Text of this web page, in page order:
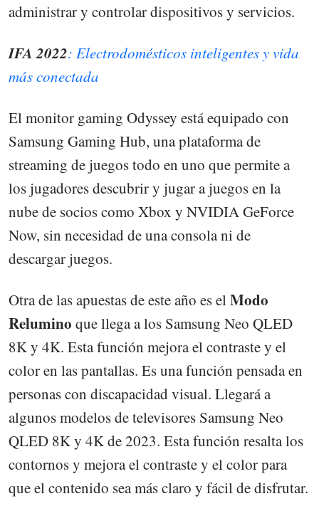
administrar y controlar dispositivos y servicios.
IFA 2022: Electrodomésticos inteligentes y vida
más conectada
El monitor gaming Odyssey está equipado con
Samsung Gaming Hub, una plataforma de
streaming de juegos todo en uno que permite a
los jugadores descubrir y jugar a juegos en la
nube de socios como Xbox y NVIDIA GeForce
Now, sin necesidad de una consola ni de
descargar juegos.
Otra de las apuestas de este año es elModo
Relumino que llega a los Samsung Neo QLED
8K y 4K. Esta función mejora el contraste y el
color en las pantallas. Es una función pensada en
personas con discapacidad visual. Llegará a
algunos modelos de televisores Samsung Neo
QLED 8K y 4K de 2023. Esta función resalta los
contornos y mejora el contraste y el color para
que el contenido sea más claro y fácil de disfrutar.